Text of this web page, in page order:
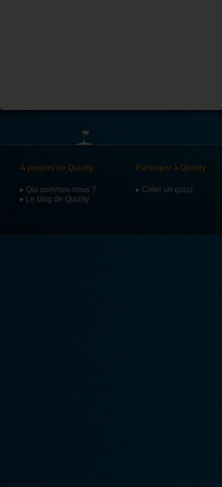
A propos de Quizity
▸ Qui sommes-nous ?
▸ Le blog de Quizity
Participer à Quizity
▸ Créer un quizz